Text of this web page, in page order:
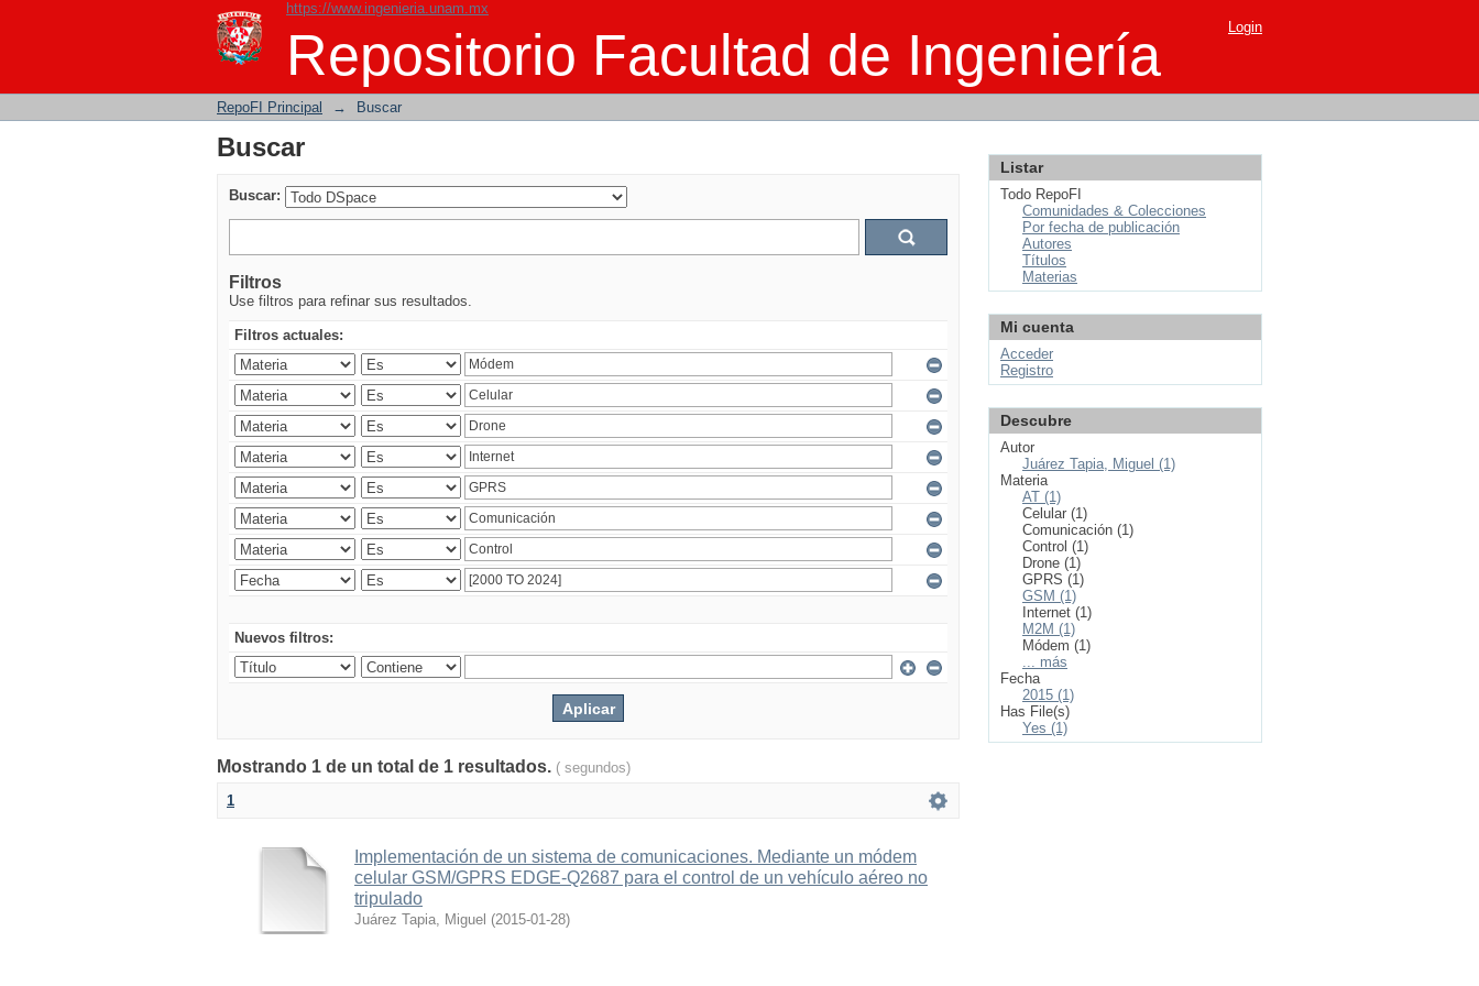
https://www.ingenieria.unam.mx
Repositorio Facultad de Ingeniería
Buscar Login
RepoFI Principal → Buscar
Buscar
Buscar:
Filtros
Use filtros para refinar sus resultados.
Filtros actuales:
Nuevos filtros:
Mostrando 1 de un total de 1 resultados. ( segundos)
1
Implementación de un sistema de comunicaciones. Mediante un módem
celular GSM/GPRS EDGE-Q2687 para el control de un vehículo aéreo no
tripulado
Juárez Tapia, Miguel (2015-01-28)
Listar
Todo RepoFI
Comunidades & Colecciones
Por fecha de publicación
Autores
Títulos
Materias
Mi cuenta
Acceder
Registro
Descubre
Autor
Juárez Tapia, Miguel (1)
Materia
AT (1)
Celular (1)
Comunicación (1)
Control (1)
Drone (1)
GPRS (1)
GSM (1)
Internet (1)
M2M (1)
Módem (1)
... más
Fecha
2015 (1)
Has File(s)
Yes (1)